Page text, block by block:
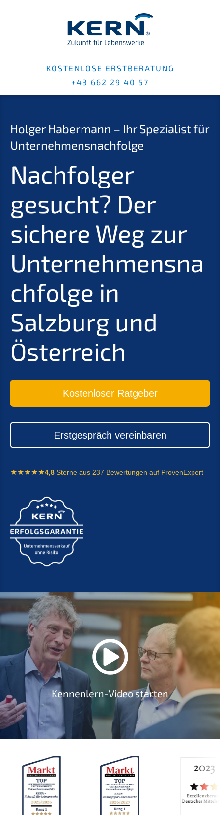
KOSTENLOSE ERSTBERATUNG
+43 662 29 40 57
Holger Habermann – Ihr Spezialist für
Unternehmensnachfolge
Nachfolger
gesucht? Der
sichere Weg zur
Unternehmensna
chfolge in
Salzburg und
Österreich
Kostenloser Ratgeber
Erstgespräch vereinbaren
4,8 Sterne aus 237 Bewertungen auf ProvenExpert
Kennenlern-Video starten